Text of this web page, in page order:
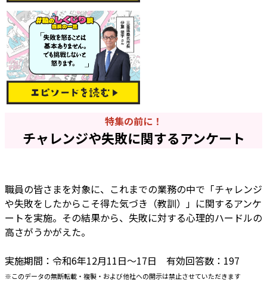
特集の前に！
チャレンジや失敗に関するアンケート
職員の皆さまを対象に、これまでの業務の中で「チャレンジ
や失敗をしたからこそ得た気づき（教訓）」に関するアンケ
ートを実施。その結果から、失敗に対する心理的ハードルの
高さがうかがえた。
実施期間：令和6年12月11日～17日 有効回答数：197
※このデータの無断転載・複製・および他社への開示は禁止させていただきます